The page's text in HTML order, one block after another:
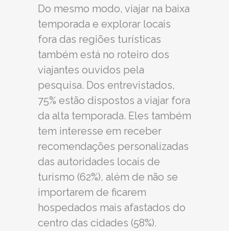
Do mesmo modo, viajar na baixa
temporada e explorar locais
fora das regiões turísticas
também está no roteiro dos
viajantes ouvidos pela
pesquisa. Dos entrevistados,
75% estão dispostos a viajar fora
da alta temporada. Eles também
tem interesse em receber
recomendações personalizadas
das autoridades locais de
turismo (62%), além de não se
importarem de ficarem
hospedados mais afastados do
centro das cidades (58%).